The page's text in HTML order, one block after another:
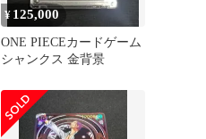
¥ 125,000
ONE PIECEカードゲーム
シャンクス 金背景